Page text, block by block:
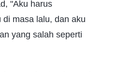
"Aku harus
masa lalu, dan aku
yang salah seperti